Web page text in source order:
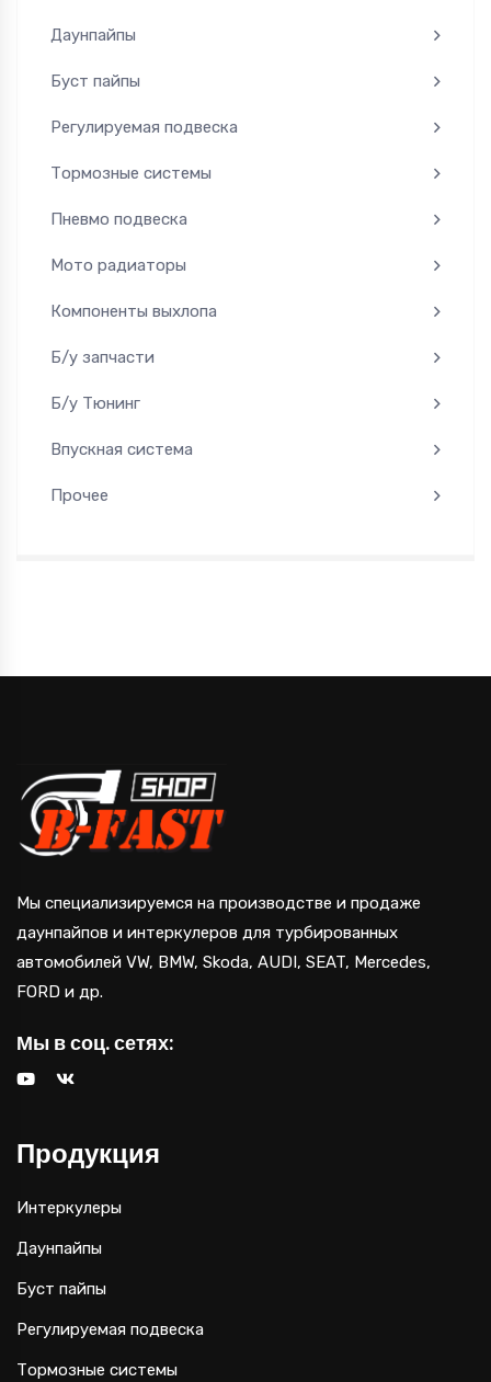
Даунпайпы
Буст пайпы
Регулируемая подвеска
Тормозные системы
Пневмо подвеска
Мото радиаторы
Компоненты выхлопа
Б/у запчасти
Б/у Тюнинг
Впускная система
Прочее
Мы специализируемся на производстве и продаже
даунпайпов и интеркулеров для турбированных
автомобилей VW, BMW, Skoda, AUDI, SEAT, Mercedes,
FORD и др.
Мы в соц. сетях:
Продукция
Интеркулеры
Даунпайпы
Буст пайпы
Регулируемая подвеска
Тормозные системы